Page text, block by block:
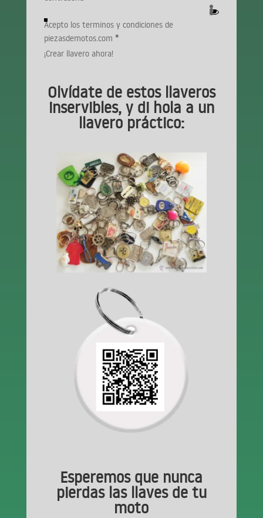
Acepto los terminos y condiciones de
piezasdemotos.com *
¡Crear llavero ahora!
Olvídate de estos llaveros
inservibles, y di hola a un
llavero práctico:
Esperemos que nunca
pierdas las llaves de tu
moto